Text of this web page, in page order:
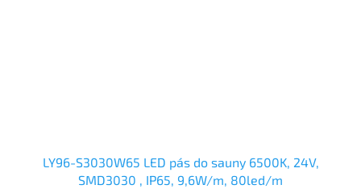
LY96-S3030W65 LED pás do sauny 6500K, 24V,
SMD3030 , IP65, 9,6W/m, 80led/m